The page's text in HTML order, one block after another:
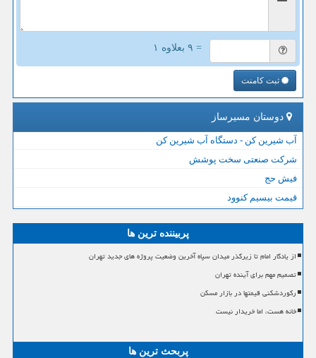
= ۹ بعلاوه ۱
ثبت کامنت
دوستان مسیرساز
آب شیرین کن - دستگاه آب شیرین کن
شرکت صنعتی سخت پوشش
فیش حج
قیمت بیسیم کنوود
پربیننده ترین ها
از یادگار امام تا زیرگذر میدان سپاه آخرین وضعیت پروژه های جدید تهران
تصمیم مهم برای آینده تهران
رکوردشکنی قیمتها در بازار مسکن
خانه هست، اما خریدار نیست
پربحث ترین ها